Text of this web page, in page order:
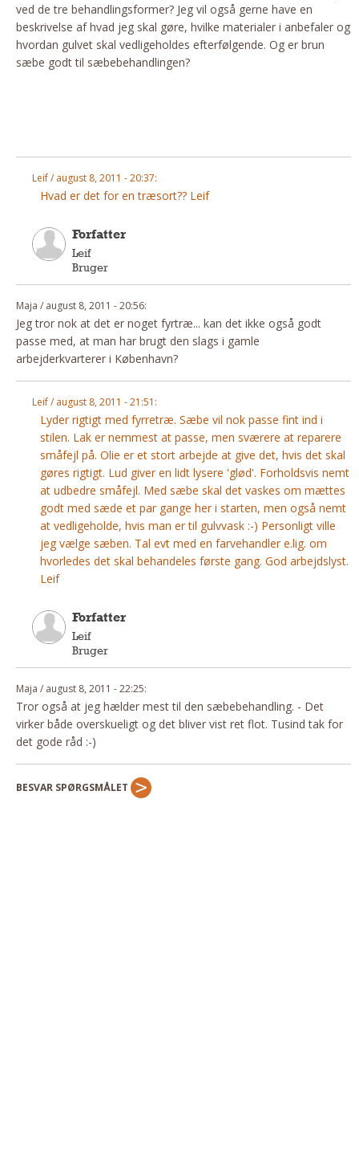
Beplantning
Belægning
Skadedyr
Pletleksikon
ved de tre behandlingsformer? Jeg vil også gerne have en
beskrivelse af hvad jeg skal gøre, hvilke materialer i anbefaler og
hvordan gulvet skal vedligeholdes efterfølgende. Og er brun
sæbe godt til sæbebehandlingen?
Leif / august 8, 2011 - 20:37:
Hvad er det for en træsort?? Leif
Forfatter
Leif
Bruger
Maja / august 8, 2011 - 20:56:
Jeg tror nok at det er noget fyrtræ... kan det ikke også godt
passe med, at man har brugt den slags i gamle
arbejderkvarterer i København?
Leif / august 8, 2011 - 21:51:
Lyder rigtigt med fyrretræ. Sæbe vil nok passe fint ind i
stilen. Lak er nemmest at passe, men sværere at reparere
småfejl på. Olie er et stort arbejde at give det, hvis det skal
gøres rigtigt. Lud giver en lidt lysere 'glød'. Forholdsvis nemt
at udbedre småfejl. Med sæbe skal det vaskes om mættes
godt med sæde et par gange her i starten, men også nemt
at vedligeholde, hvis man er til gulvvask :-) Personligt ville
jeg vælge sæben. Tal evt med en farvehandler e.lig. om
hvorledes det skal behandeles første gang. God arbejdslyst.
Leif
Forfatter
Leif
Bruger
Maja / august 8, 2011 - 22:25:
Tror også at jeg hælder mest til den sæbebehandling. - Det
virker både overskueligt og det bliver vist ret flot. Tusind tak for
det gode råd :-)
BESVAR SPØRGSMÅLET